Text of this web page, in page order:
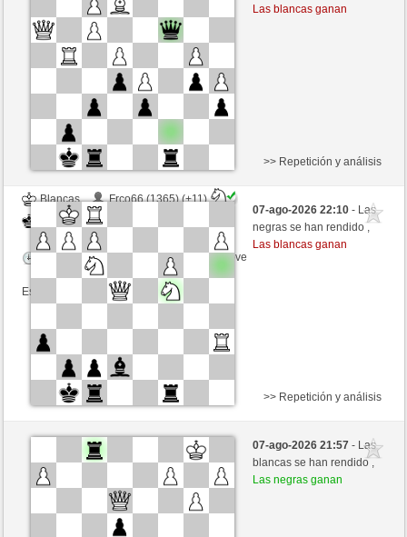
Tiempo: 9 minutes/side + 9 seconds/move
Esta partida es por puntos
Las blancas ganan
Blancas
Frco66 (1365) (+11)
Negras
Tiempo: 9 minutes/side + 9 seconds/move
Esta partida es por puntos
>> Repetición y análisis
07-ago-2026 22:10- Las
negras se han rendido ,
Las blancas ganan
Blancas
Greg1350 (1298) (+14)
Fliese (1256) (-14)
Tiempo: 9 minutes/side + 9 seconds/move
Esta partida es por puntos
>> Repetición y análisis
07-ago-2026 21:57- Las
blancas se han rendido ,
Las negras ganan